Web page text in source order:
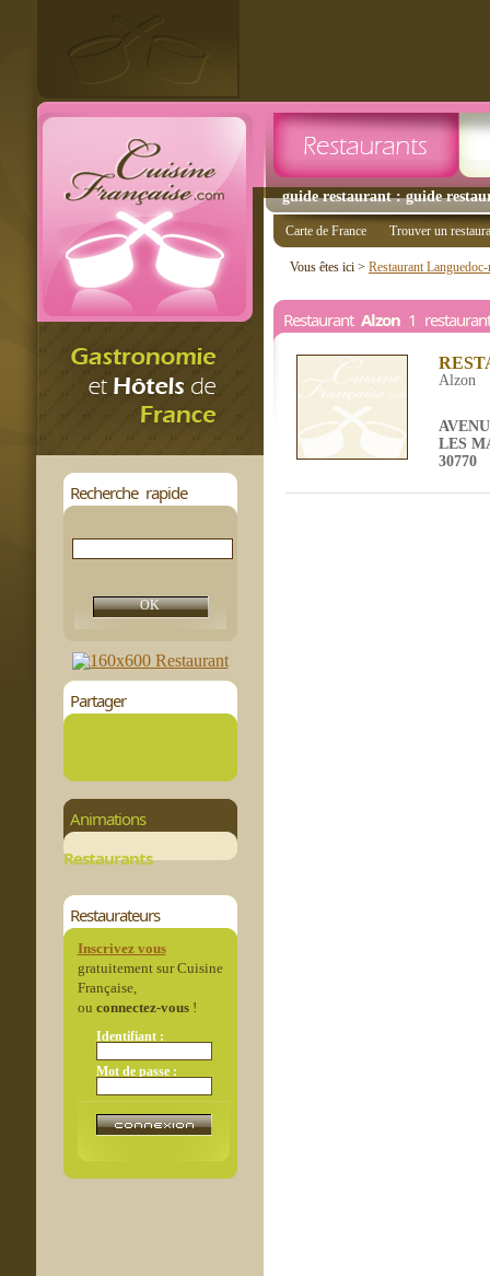
guide restaurant : guide
Recherche rapide
Partager
Animations
Restaurants
Restaurateurs
Inscrivez vous
gratuitement sur Cuisine
Française,
ou connectez-vous!
Identifiant :
Mot de passe :
Carte de France Trouver un
Vous êtes ici > Restaurant
Restaurant Alzon 1 restaurant
Alzon
LES
30770